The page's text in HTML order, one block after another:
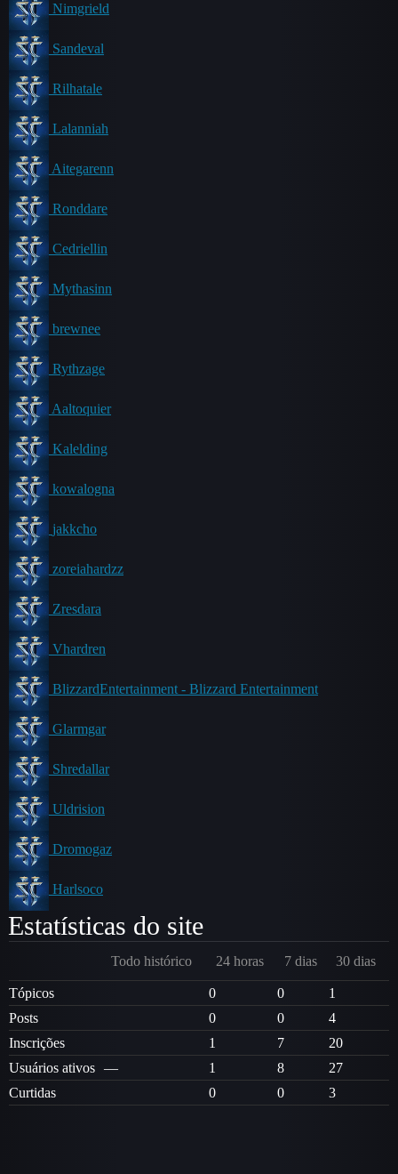
Nimgrield
Sandeval
Rilhatale
Lalanniah
Aitegarenn
Ronddare
Cedriellin
Mythasinn
brewnee
Rythzage
Aaltoquier
Kalelding
kowalogna
jakkcho
zoreiahardzz
Zresdara
Vhardren
BlizzardEntertainment - Blizzard Entertainment
Glarmgar
Shredallar
Uldrision
Dromogaz
Harlsoco
Estatísticas do site
Todo histórico 24 horas 7 dias 30 dias
Tópicos 0 0
1
Posts
0 0
4
Inscrições
1 7
20
Usuários ativos — 1 8
27
Curtidas
0 0 3